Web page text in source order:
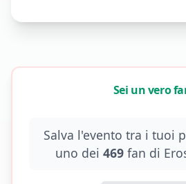
Sei un vero
Salva l'evento tra i tuoi
uno dei 469fan di